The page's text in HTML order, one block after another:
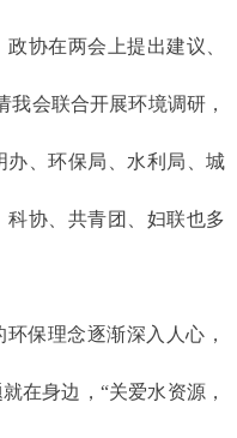
协在两会上提出建议、
我会联合开展环境调研，
、环保局、水利局、城
协、共青团、妇联也多
保理念逐渐深入人心，
在身边，“关爱水资源，